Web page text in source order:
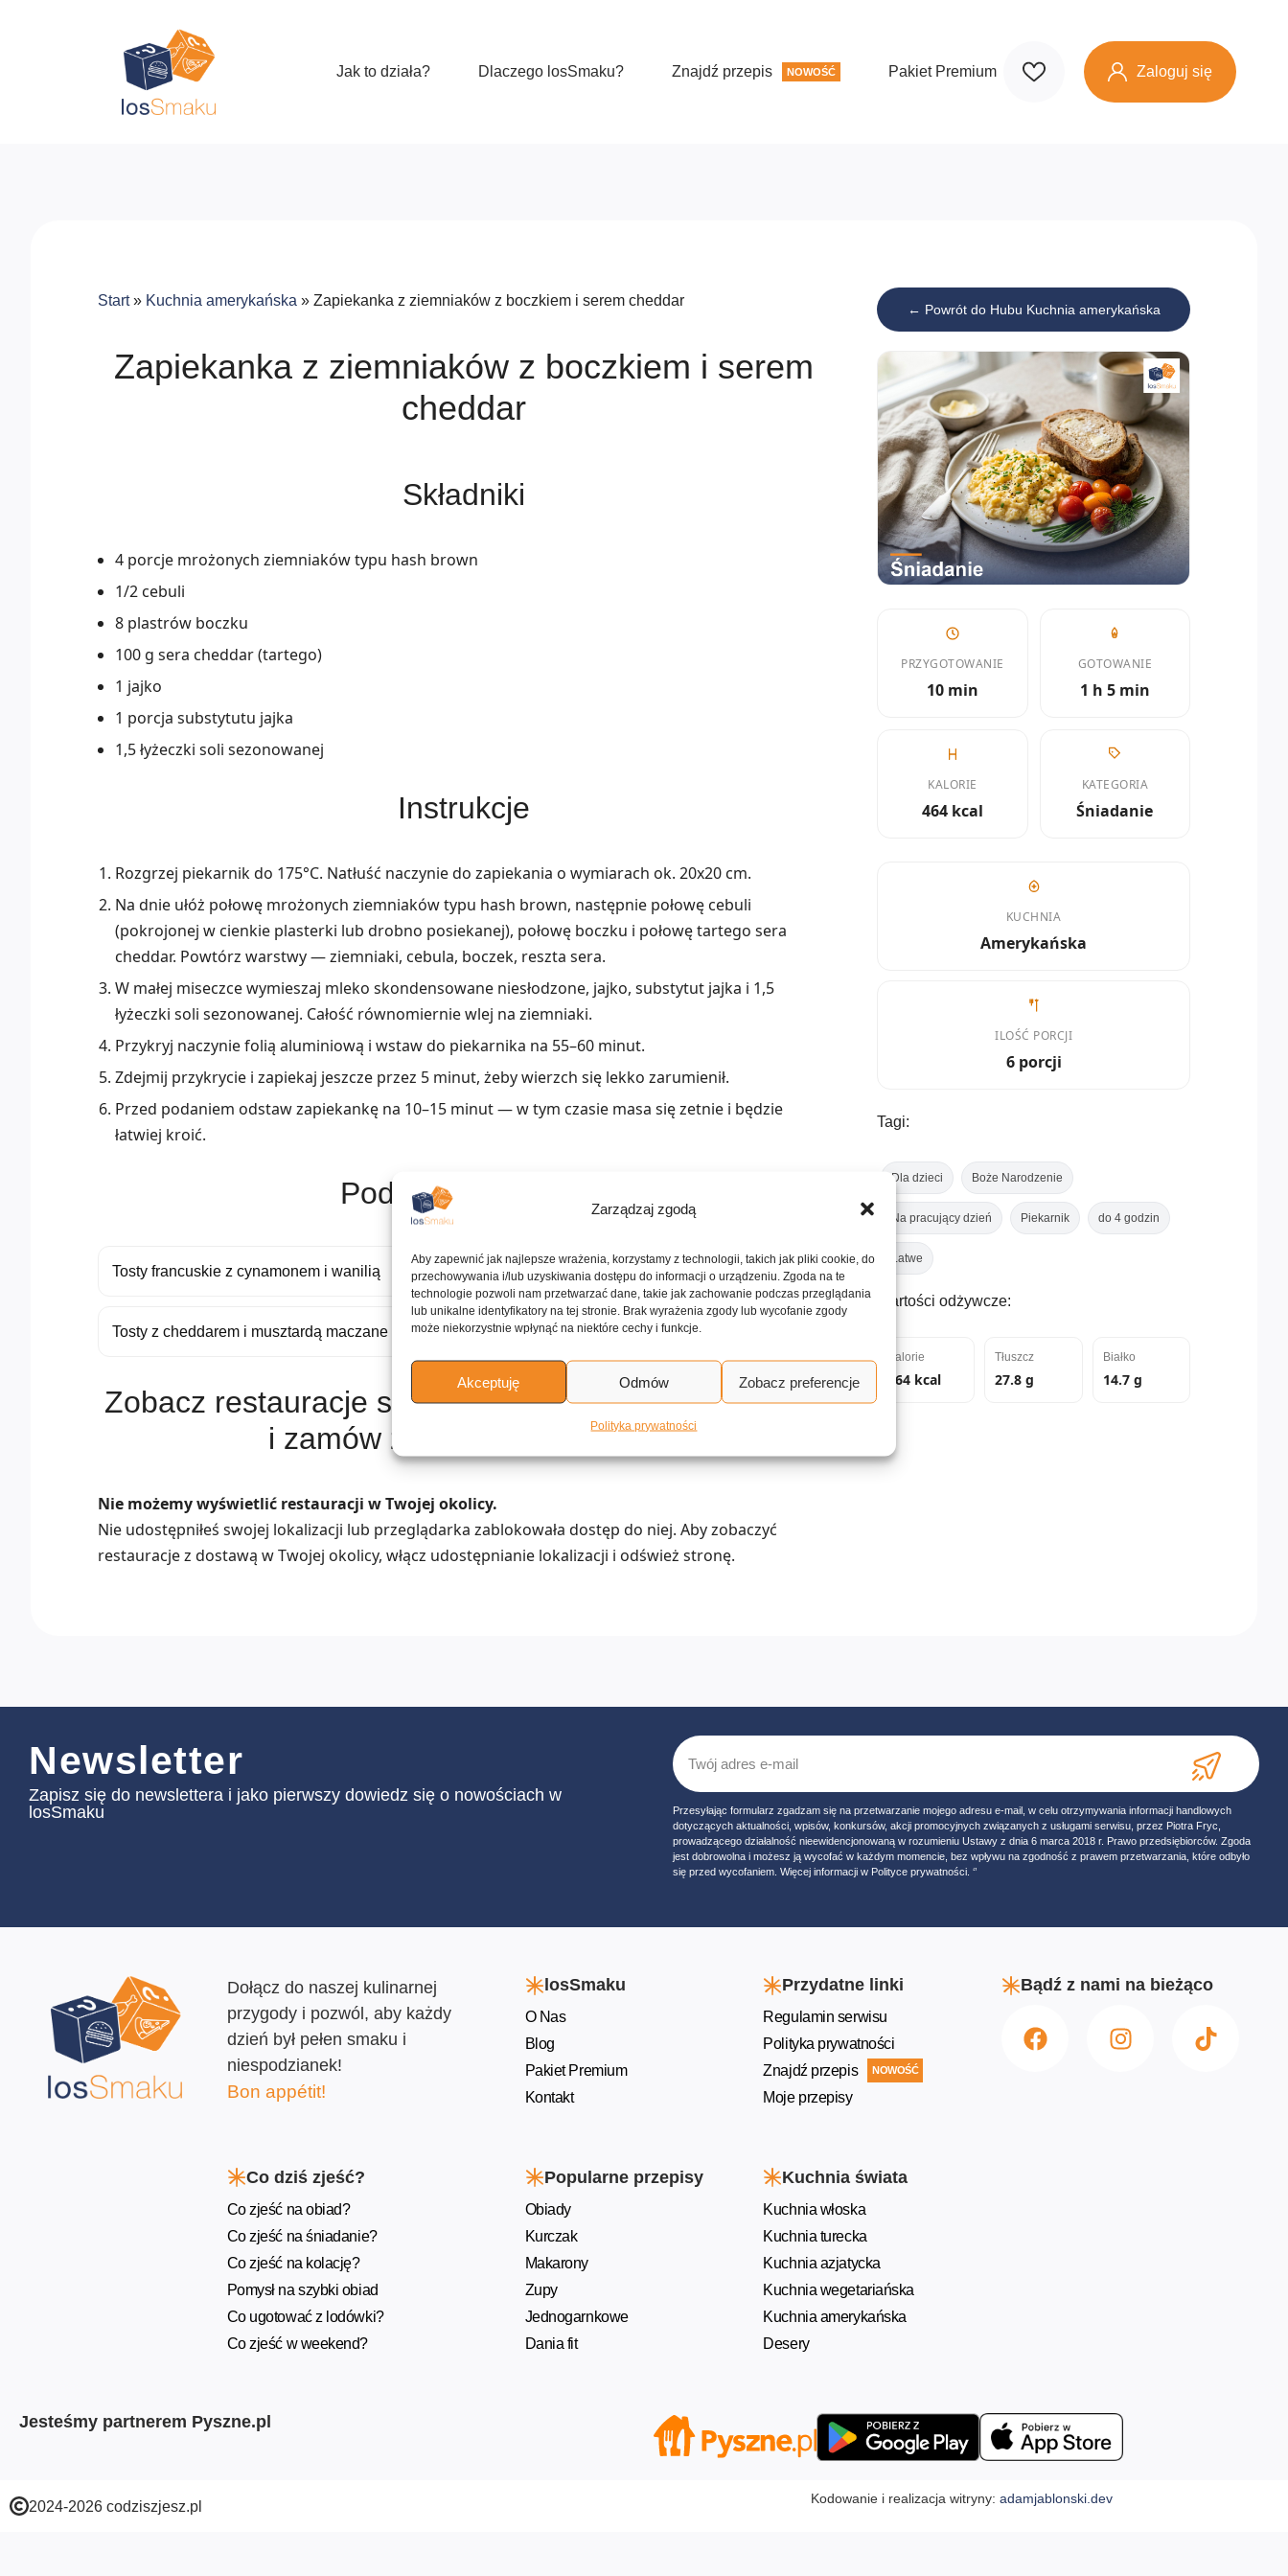
Zarządzaj zgodą
Aby zapewnić jak najlepsze wrażenia, korzystamy z technologii, takich jak pliki cookie, do
przechowywania i/lub uzyskiwania dostępu do informacji o urządzeniu. Zgoda na te
technologie pozwoli nam przetwarzać dane, takie jak zachowanie podczas przeglądania
lub unikalne identyfikatory na tej stronie. Brak wyrażenia zgody lub wycofanie zgody
może niekorzystnie wpłynąć na niektóre cechy i funkcje.
Akceptuję Odmów Zobacz preferencje
Polityka prywatności
Jak to działa? Dlaczego losSmaku? Znajdź przepis NOWOŚĆ Pakiet Premium Zaloguj się
Start» Kuchnia amerykańska » Zapiekanka z ziemniaków z boczkiem i serem cheddar
Zapiekanka z ziemniaków z boczkiem i serem
cheddar
Składniki
4 porcje mrożonych ziemniaków typu hash brown
1/2 cebuli
8 plastrów boczku
100 g sera cheddar (tartego)
1 jajko
1 porcja substytutu jajka
1,5 łyżeczki soli sezonowanej
Instrukcje
Rozgrzej piekarnik do 175°C. Natłuść naczynie do zapiekania o wymiarach ok. 20x20 cm.
Na dnie ułóż połowę mrożonych ziemniaków typu hash brown, następnie połowę cebuli
(pokrojonej w cienkie plasterki lub drobno posiekanej), połowę boczku i połowę tartego sera
cheddar. Powtórz warstwy — ziemniaki, cebula, boczek, reszta sera.
W małej miseczce wymieszaj mleko skondensowane niesłodzone, jajko, substytut jajka i 1,5
łyżeczki soli sezonowanej. Całość równomiernie wlej na ziemniaki.
Przykryj naczynie folią aluminiową i wstaw do piekarnika na 55–60 minut.
Zdejmij przykrycie i zapiekaj jeszcze przez 5 minut, żeby wierzch się lekko zarumienił.
Przed podaniem odstaw zapiekankę na 10–15 minut — w tym czasie masa się zetnie i będzie
łatwiej kroić.
Podobne przepisy
Tosty francuskie z cynamonem i wanilią Puszyste pancakes na maśle i mleku
Tosty z cheddarem i musztardą maczane w jajku Marmolada z pomarańczy i cytryn
Zobacz restauracje serwujące kuchnię amerykańska
i zamów z dostawą do domu
Nie możemy wyświetlić restauracji w Twojej okolicy.
Nie udostępniłeś swojej lokalizacji lub przeglądarka zablokowała dostęp do niej. Aby zobaczyć
restauracje z dostawą w Twojej okolicy, włącz udostępnianie lokalizacji i odśwież stronę.
← Powrót do Hubu Kuchnia amerykańska
PRZYGOTOWANIE
10 min
GOTOWANIE
1 h 5 min
KALORIE
464 kcal
KATEGORIA
Śniadanie
KUCHNIA
Amerykańska
ILOŚĆ PORCJI
6 porcji
Tagi:
Dla dzieci Boże Narodzenie
Na pracujący dzień Piekarnik do 4 godzin
Łatwe
Wartości odżywcze:
Kalorie
464 kcal
Tłuszcz
27.8 g
Białko
14.7 g
Newsletter
Zapisz się do newslettera i jako pierwszy dowiedz się o nowościach w
losSmaku
Przesyłając formularz zgadzam się na przetwarzanie mojego adresu e-mail, w celu otrzymywania informacji handlowych
dotyczących aktualności, wpisów, konkursów, akcji promocyjnych związanych z usługami serwisu, przez Piotra Fryc,
prowadzącego działalność nieewidencjonowaną w rozumieniu Ustawy z dnia 6 marca 2018 r. Prawo przedsiębiorców. Zgoda
jest dobrowolna i możesz ją wycofać w każdym momencie, bez wpływu na zgodność z prawem przetwarzania, które odbyło
się przed wycofaniem. Więcej informacji w Polityce prywatności. ‘’
Dołącz do naszej kulinarnej
przygody i pozwól, aby każdy
dzień był pełen smaku i
niespodzianek!
Bon appétit!
losSmaku
O Nas
Blog
Pakiet Premium
Kontakt
Przydatne linki
Regulamin serwisu
Polityka prywatności
Znajdź przepis
NOWOŚĆ
Moje przepisy
Bądź z nami na bieżąco
Co dziś zjeść?
Co zjeść na obiad?
Co zjeść na śniadanie?
Co zjeść na kolację?
Pomysł na szybki obiad
Co ugotować z lodówki?
Co zjeść w weekend?
Popularne przepisy
Obiady
Kurczak
Makarony
Zupy
Jednogarnkowe
Dania fit
Kuchnia świata
Kuchnia włoska
Kuchnia turecka
Kuchnia azjatycka
Kuchnia wegetariańska
Kuchnia amerykańska
Desery
Jesteśmy partnerem Pyszne.pl
2024-2026 codziszjesz.pl Kodowanie i realizacja witryny: adamjablonski.dev